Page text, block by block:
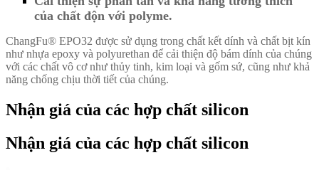
của chất độn với polyme.
ChangFu® EPO32 được sử dụng trong chất kết dính và chất bịt kín
như nhựa epoxy và polyurethan để cải thiện độ bám dính của chúng
với các chất vô cơ như thủy tinh, kim loại và gốm sứ, cũng như khả
năng chống chịu thời tiết của chúng.
Nhận giá của các hợp chất silicon
Nhận giá của các hợp chất silicon